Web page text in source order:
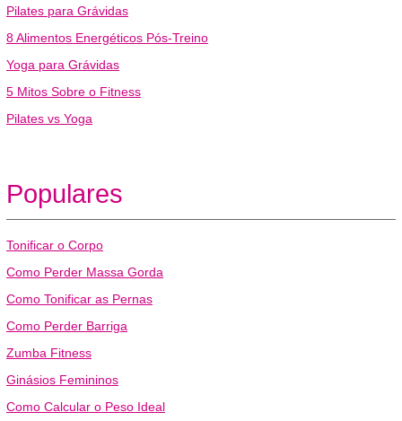
Pilates para Grávidas
8 Alimentos Energéticos Pós-Treino
Yoga para Grávidas
5 Mitos Sobre o Fitness
Pilates vs Yoga
Populares
Tonificar o Corpo
Como Perder Massa Gorda
Como Tonificar as Pernas
Como Perder Barriga
Zumba Fitness
Ginásios Femininos
Como Calcular o Peso Ideal